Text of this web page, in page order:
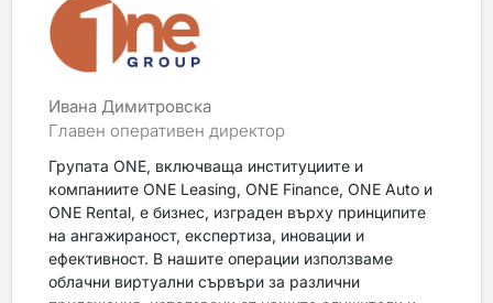
Ивана Димитровска
Главен оперативен директор
Групата ONE, включваща институциите и
компаниите ONE Leasing, ONE Finance, ONE Auto и
ONE Rental, е бизнес, изграден върху принципите
на ангажираност, експертиза, иновации и
ефективност. В нашите операции използваме
облачни виртуални сървъри за различни